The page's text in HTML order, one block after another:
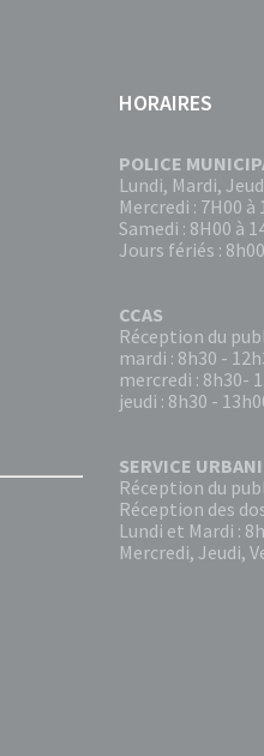
HORAIRES
POLICE
Lundi, Mardi,
Mercredi : 7H00 à
Samedi : 8H00 à
Jours fériés :
CCAS
Réception du
mardi : 8h30 -
mercredi : 8h30-
jeudi : 8h30 -
SERVICE
Réception du
Réception des
Lundi et Mardi :
Mercredi, Jeudi,